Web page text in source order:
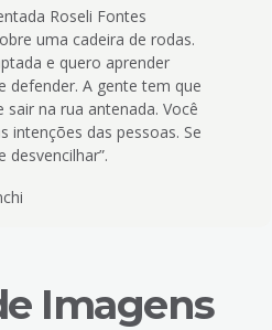
Roseli Fontes
uma cadeira de rodas.
e quero aprender
defender. A gente tem que
sair na rua antenada. Você
intenções das pessoas. Se
desvencilhar”.
Imagens